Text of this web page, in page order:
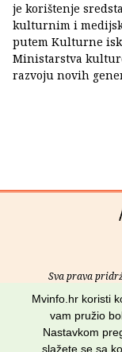
je korištenje
kulturnim i
putem Kulturne
Ministarstva
razvoju novih
Sva prava
Mvinfo.hr koristi
vam pružio
Nastavkom
slažete se sa